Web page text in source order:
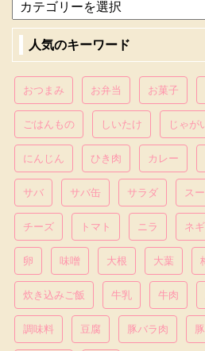
人気のキーワード
おつまみ お弁当 お菓子
ごはんもの しいたけ じゃが
にんじん ひき肉 カレー
サバ サバ缶 サラダ ス
チーズ トマト ニラ ネギ
卵 味噌 大根 大葉
炊き込みご飯 牛乳 牛肉
調味料 豆腐 豚バラ肉